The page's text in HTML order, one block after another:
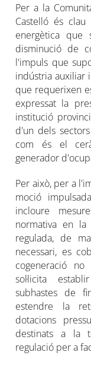
Per a la
Castelló és clau
energètica
disminució de
l'impuls que
indústria auxiliar
que requerixen
expressat la
institució
d'un dels
com és el
generador
Per això, per a
moció
incloure
normativa en
regulada, de
necessari, es
cogeneració
sol·licita
subhastes de
estendre la
dotacions
destinats a la
regulació per a